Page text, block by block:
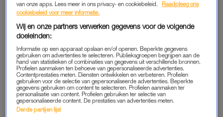
gingen hulpverleners van onder meer de Koninklijke
Nederlandse Redding Maatschappij ter plekke. Eén dier
overleed snel, het andere kon nog richting zee gekeerd
De dolfijnen worden overgebracht naar de Universiteit Utrecht
waar aan de Faculteit Diergeneeskunde onderzoek zal
plaatsvinden. Mogelijk levert dit meer duidelijkheid op over
waarom ze zijn gestrand.
van onze apps. Lees meer in ons privacy- en cookiebeleid.
Raadpleeg ons
cookiebeleid voor meer informatie.
Wij en onze partners verwerken gegevens voor de volgende
doeleinden:
Informatie op een apparaat opslaan en/of openen. Beperkte gegevens
gebruiken om advertenties te selecteren. Publieksgroepen begrijpen aan de
hand van statistieken of combinaties van gegevens uit verschillende bronnen.
Profielen aanmaken ten behoeve van gepersonaliseerde advertenties.
Contentprestaties meten. Diensten ontwikkelen en verbeteren. Profielen
gebruiken voor de selectie van gepersonaliseerde advertenties. Beperkte
gegevens gebruiken om content te selecteren. Profielen aanmaken ter
personalisatie van content. Profielen gebruiken ter selectie van
gepersonaliseerde content. De prestaties van advertenties meten.
Derde partijen lijst